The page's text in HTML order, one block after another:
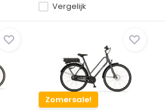
Vergelijk
Zomersale!